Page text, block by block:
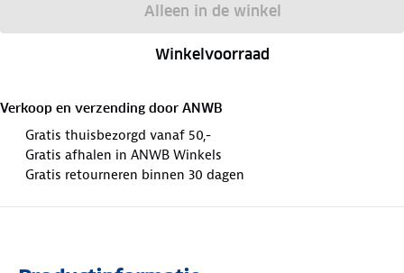
Alleen in de winkel
Winkelvoorraad
Verkoop en verzending door ANWB
Gratis thuisbezorgd vanaf 50,-
Gratis afhalen in ANWB Winkels
Gratis retourneren binnen 30 dagen